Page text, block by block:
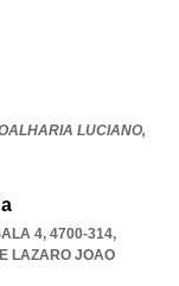
LUCIANO,
4, 4700-314,
LAZARO JOAO